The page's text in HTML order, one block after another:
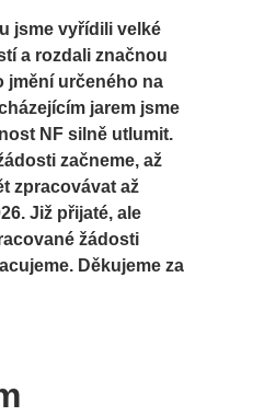
jsme vyřídili velké
a rozdali značnou
jmění určeného na
jarem jsme
NF silně utlumit.
začneme, až
zpracovávat až
Již přijaté, ale
žádosti
Děkujeme za